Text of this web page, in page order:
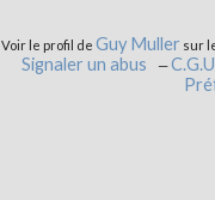
Voir le profil de Guy Muller sur
Signaler un abus